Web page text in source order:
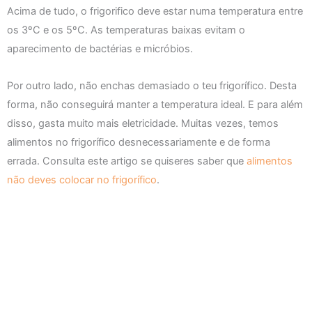
Acima de tudo, o frigorifico deve estar numa temperatura entre
os 3ºC e os 5ºC. As temperaturas baixas evitam o
aparecimento de bactérias e micróbios.
Por outro lado, não enchas demasiado o teu frigorífico. Desta
forma, não conseguirá manter a temperatura ideal. E para além
disso, gasta muito mais eletricidade. Muitas vezes, temos
alimentos no frigorífico desnecessariamente e de forma
errada. Consulta este artigo se quiseres saber que alimentos
não deves colocar no frigorífico.